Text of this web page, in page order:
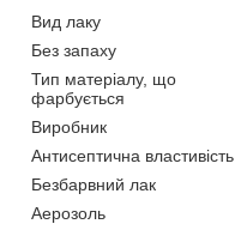
Вид лаку
Без запаху
Тип матеріалу, що
фарбується
Виробник
Антисептична властивість
Безбарвний лак
Аерозоль